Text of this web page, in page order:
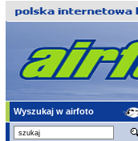
Wyszukaj w airfoto